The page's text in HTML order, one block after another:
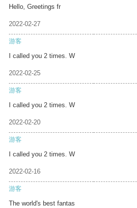
Hello, Greetings fr
2022-02-27
游客
I called you 2 times. W
2022-02-25
游客
I called you 2 times. W
2022-02-20
游客
I called you 2 times. W
2022-02-16
游客
The world's best fantas